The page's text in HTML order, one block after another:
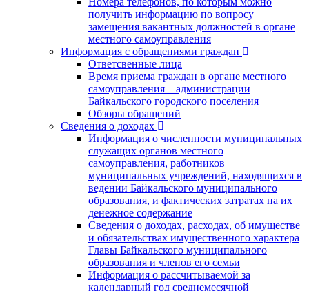
получить информацию по вопросу
замещения вакантных должностей в органе
местного самоуправления
Информация с обращениями граждан
Ответсвенные лица
Время приема граждан в органе местного
самоуправления – администрации
Байкальского городского поселения
Обзоры обращений
Сведения о доходах
Информация о численности муниципальных
служащих органов местного
самоуправления, работников
муниципальных учреждений, находящихся в
ведении Байкальского муниципального
образования, и фактических затратах на их
денежное содержание
Сведения о доходах, расходах, об имуществе
и обязательствах имущественного характера
Главы Байкальского муниципального
образования и членов его семьи
Информация о рассчитываемой за
календарный год среднемесячной